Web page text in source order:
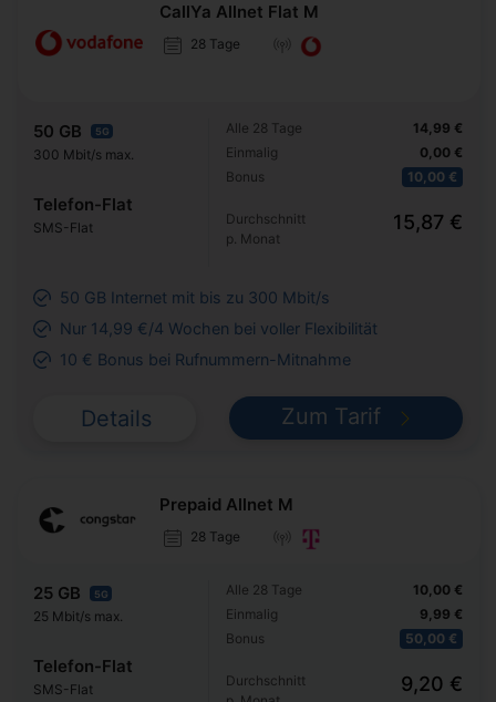
CallYa Allnet Flat M
28 Tage
50 GB 5G
300 Mbit/s max.
Telefon-Flat
SMS-Flat
Alle 28 Tage
Einmalig
Bonus
14,99 €
0,00 €
10,00 €
Durchschnitt
p. Monat
15,87 €
50 GB Internet mit bis zu 300 Mbit/s
Nur 14,99 €/4 Wochen bei voller Flexibilität
10 € Bonus bei Rufnummern-Mitnahme
Details Zum Tarif
Prepaid Allnet M
28 Tage
25 GB 5G
25 Mbit/s max.
Telefon-Flat
SMS-Flat
Alle 28 Tage
Einmalig
Bonus
10,00 €
9,99 €
50,00 €
Durchschnitt
9,20 €